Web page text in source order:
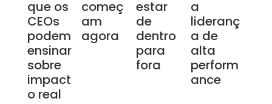
que os
CEOs
podem
ensinar
sobre
impact
o real
começ
am
agora
estar
de
dentro
para
fora
a
lideranç
a de
alta
perform
ance